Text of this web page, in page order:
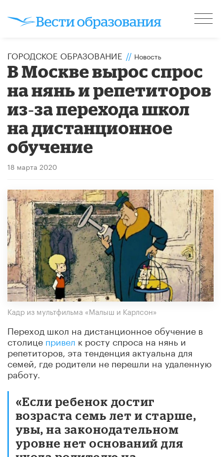
ГОРОДСКОЕ ОБРАЗОВАНИЕ // Новость
В Москве вырос спрос
на нянь и репетиторов
из‑за перехода школ
на дистанционное
обучение
18 марта 2020
Кадр из мультфильма «Малыш и Карлсон»
Переход школ на дистанционное обучение в
столицепривел к росту спроса на нянь и
репетиторов, эта тенденция актуальна для
семей, где родители не перешли на удаленную
работу.
«Если ребенок достиг
возраста семь лет и старше,
увы, на законодательном
уровне нет оснований для